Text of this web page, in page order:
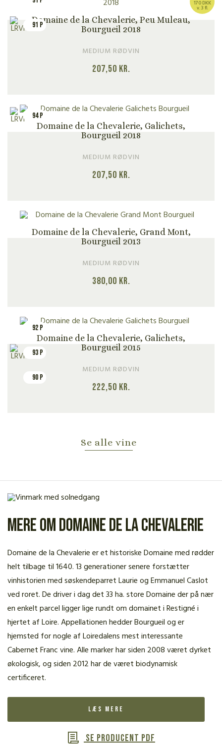
91 P
Domaine de la Chevalerie, Peu Muleau,
Bourgueil 2018
MEDIUM RØDVIN
207,50 kr.
170 DKK
v. 3 fl.
94 P
Domaine de la Chevalerie, Galichets,
Bourgueil 2018
MEDIUM RØDVIN
207,50 kr.
Domaine de la Chevalerie, Grand Mont,
Bourgueil 2013
MEDIUM RØDVIN
380,00 kr.
92 P
93 P
90 P
Domaine de la Chevalerie, Galichets,
Bourgueil 2015
MEDIUM RØDVIN
222,50 kr.
Se alle vine
Mere om Domaine de la Chevalerie
Domaine de la Chevalerie er et historiske Domaine med rødder
helt tilbage til 1640. 13 generationer senere forstætter
vinhistorien med søskendeparret Laurie og Emmanuel Caslot
ved roret. De driver i dag det 33 ha. store Domaine der på nær
en enkelt parcel ligger lige rundt om domainet i Restigné i
hjertet af Loire. Appellationen hedder Bourgueil og er
hjemsted for nogle af Loiredalens mest interessante
Cabernet Franc vine. Alle marker har siden 2008 været dyrket
økologisk, og siden 2012 har de været biodynamisk
certificeret.
Læs mere
Se producent PDF